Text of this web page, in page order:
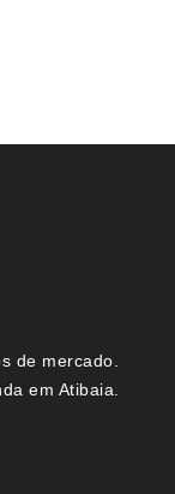
de mercado.
em Atibaia.